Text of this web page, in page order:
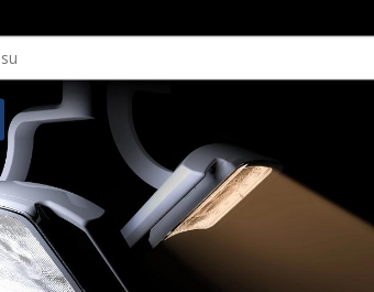
SR Nexco Paste
g
€
ZOBRAZIŤ PRODUKT
18 g